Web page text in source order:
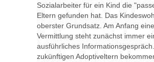
Sozialarbeiter für ein Kind die
Eltern gefunden hat. Das
oberster Grundsatz. Am Anfang
Vermittlung steht zunächst immer
ausführliches
zukünftigen Adoptiveltern